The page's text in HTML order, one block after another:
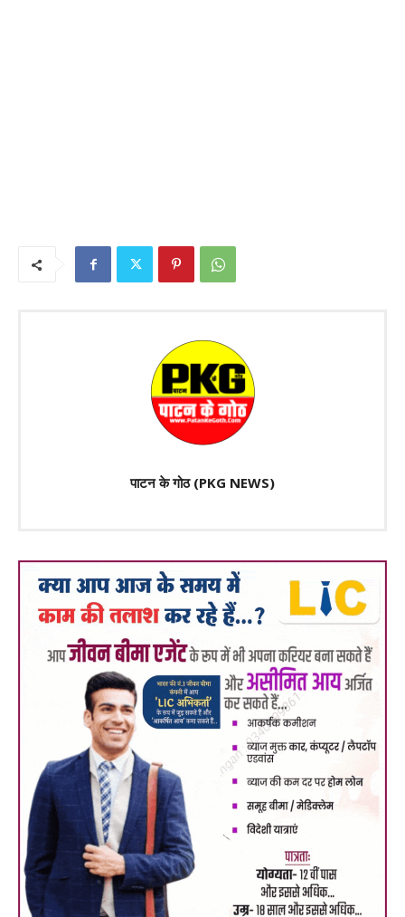
पाटन के गोठ (PKG NEWS)